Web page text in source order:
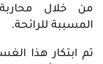
من خلال محاربة
المسببة للرائحة.
تم ابتكار هذا